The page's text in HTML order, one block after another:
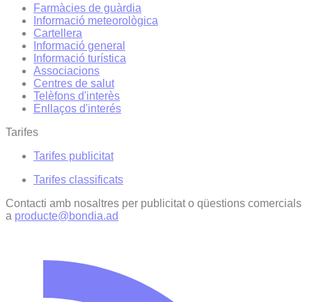
Farmàcies de guàrdia
Informació meteorològica
Cartellera
Informació general
Informació turística
Associacions
Centres de salut
Telèfons d'interès
Enllaços d'interés
Tarifes
Tarifes publicitat
Tarifes classificats
Contacti amb nosaltres per publicitat o qüestions comercials
a producte@bondia.ad